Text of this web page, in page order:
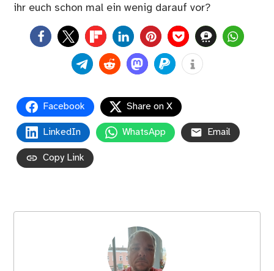
ihr euch schon mal ein wenig darauf vor?
0
Facebook Share on X
LinkedIn WhatsApp Email
Copy Link